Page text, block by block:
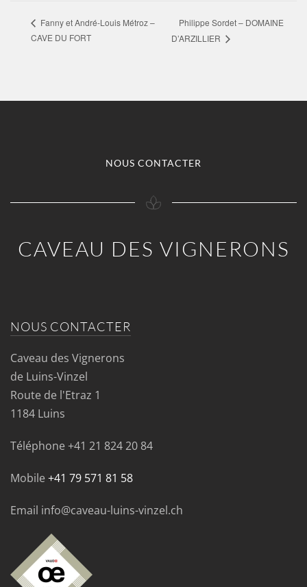
Fanny et André-Louis Métroz –
CAVE DU FORT
Philippe Sordet – DOMAINE
D’ARZILLIER
NOUS CONTACTER
CAVEAU DES VIGNERONS
NOUS CONTACTER
Caveau des Vignerons
de Luins-Vinzel
Route de l'Etraz 1
1184 Luins
Téléphone +41 21 824 20 84
Mobile +41 79 571 81 58
Email info@caveau-luins-vinzel.ch